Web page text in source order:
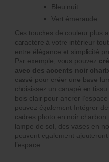
Bleu nuit
Vert émeraude
Ces touches de couleur plus
caractère à votre intérieur
entre élégance et simplicité
Par exemple, vous pouvez
avec des accents noir
cassé pour créer une base
choisissez un canapé en
bois clair pour ancrer
pouvez également Intégrer
cadres photo en noir
lampe de sol, des vases en
peuvent également
l’espace.